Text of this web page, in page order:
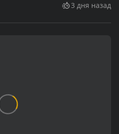
3 дня назад